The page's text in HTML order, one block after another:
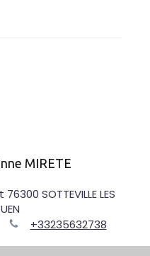
MIRETE
76300 SOTTEVILLE LES
+33235632738